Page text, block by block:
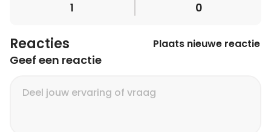
1 0
Reacties Plaats nieuwe reactie
Geef een reactie